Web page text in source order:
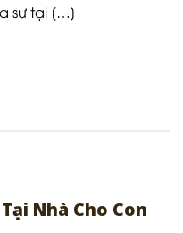
sư tại […]
Nhà Cho Con